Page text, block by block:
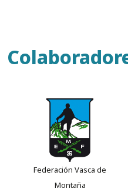
Federación Vasca de
Montaña